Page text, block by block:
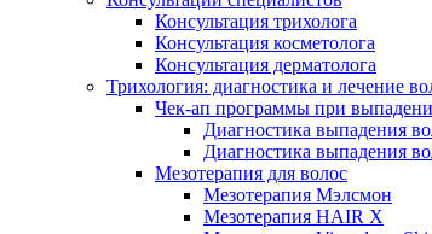
Консультация трихолога
Консультация косметолога
Консультация дерматолога
Трихология: диагностика и лечение
Чек-ап программы при
Диагностика выпадения
Диагностика выпадения
Мезотерапия для волос
Мезотерапия Мэлсмон
Мезотерапия HAIR X